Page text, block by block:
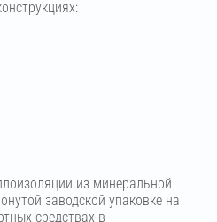
из минеральной
заводской упаковке на
средствах в